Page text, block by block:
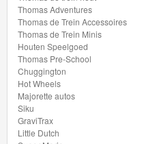
Thomas Adventures
Thomas de Trein Accessoires
Thomas de Trein Minis
Houten Speelgoed
Thomas Pre-School
Chuggington
Hot Wheels
Majorette autos
Siku
GraviTrax
Little Dutch